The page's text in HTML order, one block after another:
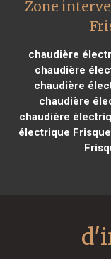
Zone
chaudière
chaudière
chaudière
chaudière
chaudière
électrique